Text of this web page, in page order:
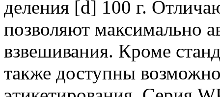
деления [d] 100 г.
позволяют максимально
взвешивания. Кроме
также доступны